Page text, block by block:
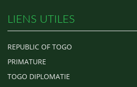
LIENS UTILES
REPUBLIC OF TOGO
PRIMATURE
TOGO DIPLOMATIE